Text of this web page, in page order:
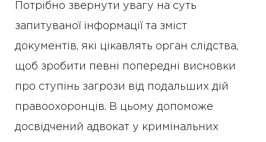
Потрібно звернути увагу на суть
запитуваної інформації та зміст
документів, які цікавлять орган слідства,
щоб зробити певні попередні висновки
про ступінь загрози від подальших дій
правоохоронців. В цьому допоможе
досвідчений адвокат у кримінальних